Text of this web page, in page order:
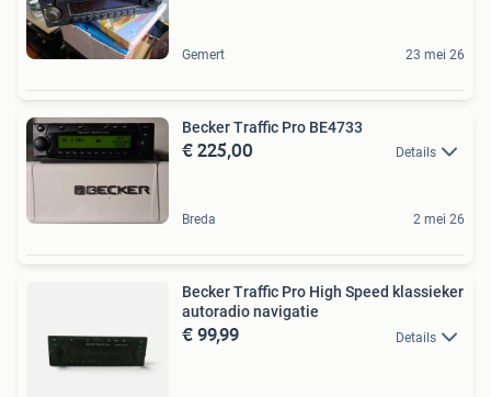
Gemert 23 mei 26
Becker Traffic Pro BE4733
€ 225,00 Details
Breda 2 mei 26
Becker Traffic Pro High Speed klassieker
autoradio navigatie
€ 99,99 Details